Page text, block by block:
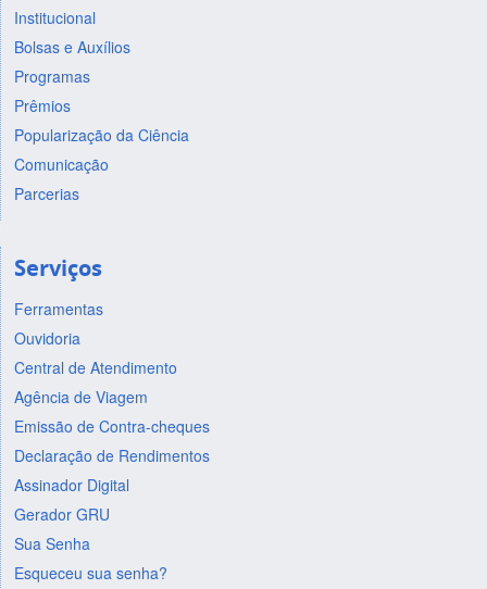
Institucional
Bolsas e Auxílios
Programas
Prêmios
Popularização da Ciência
Comunicação
Parcerias
Serviços
Ferramentas
Ouvidoria
Central de Atendimento
Agência de Viagem
Emissão de Contra-cheques
Declaração de Rendimentos
Assinador Digital
Gerador GRU
Sua Senha
Esqueceu sua senha?